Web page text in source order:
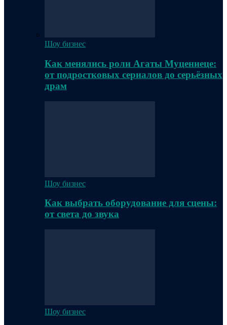
Шоу бизнес
Как менялись роли Агаты Муцениеце:
от подростковых сериалов до серьёзных
драм
Шоу бизнес
Как выбрать оборудование для сцены:
от света до звука
Шоу бизнес